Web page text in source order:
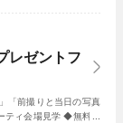
レゼントフ
「前撮りと当日の写真
ィ会場見学 ◆無料フ